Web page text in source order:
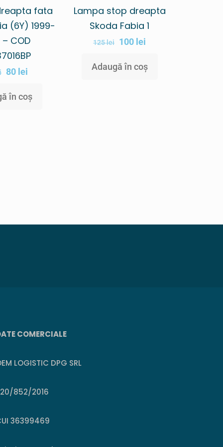
fata
(6Y) 1999-
COD
80 lei
în coș
Lampa stop dreapta
Skoda Fabia 1
125lei 100 lei
Adaugă în coș
COMERCIALE
LOGISTIC DPG SRL
852/2016
36399469